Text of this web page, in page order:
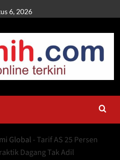
6, 2026
Global - Tarif AS 25 Persen
Dagang Tak Adil